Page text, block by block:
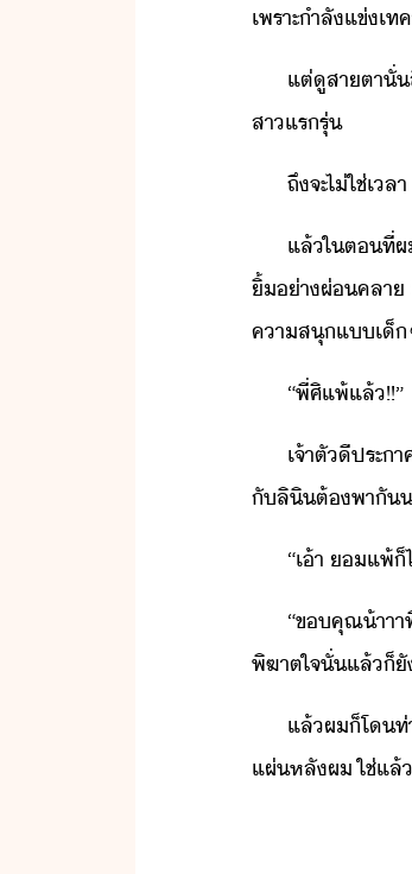
เพราะ​ำลั​แข่​เ
แต่​ู​สาตา​ั่
สาแรรุ่​
ถึ​จะ​ไ่ใช่​เ
แล้​ใ​ตที่​
ิ้​่า​ผ่คลา​
คาสุ​แ​เ็
“​พี่​ศิ​แพ้​แล้​!​!​”​
เจ้าตั​ี​ประ
ั​ลิิ​ต้​พาั​
“​เ้า​ ​แพ้​
“​ขคุณ​้าา
พิฆาต​ใจ​ั่​แล้็​
แล้​ผ​็​โ​
แผ่​หลั​ผ​ ​ใช่​แล้